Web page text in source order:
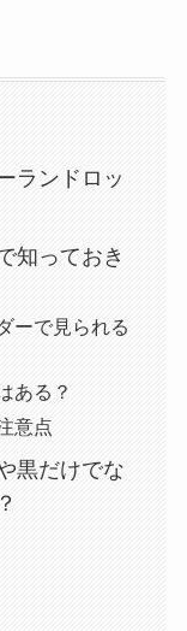
ランドロッ
知っておき
ーで見られる
ある？
意点
黒だけでな